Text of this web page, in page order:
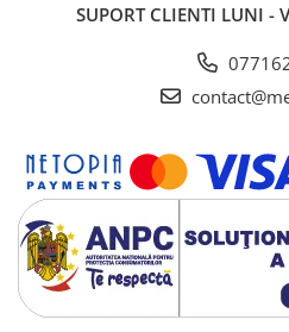
Circometre
Cronometru si numaratoare
Cantare si dinamometre
Cantare cu carlig
Cantare de precizie
Cantare de banc
Cantare cu platforma
Dinamometre
SUPORT CLIENTI LUNI -